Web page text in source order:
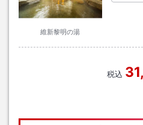
維新黎明の湯
税込